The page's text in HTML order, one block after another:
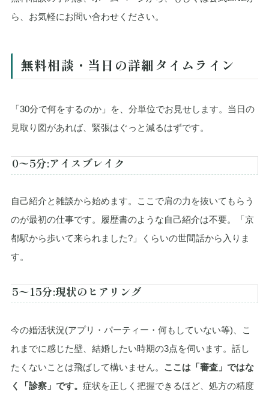
ら、お気軽にお問い合わせください。
無料相談・当日の詳細タイムライン
「30分で何をするのか」を、分単位でお見せします。当日の
見取り図があれば、緊張はぐっと減るはずです。
0〜5分:アイスブレイク
自己紹介と雑談から始めます。ここで肩の力を抜いてもらう
のが最初の仕事です。履歴書のような自己紹介は不要。「京
都駅から歩いて来られました?」くらいの世間話から入りま
す。
5〜15分:現状のヒアリング
今の婚活状況(アプリ・パーティー・何もしていない等)、こ
れまでに感じた壁、結婚したい時期の3点を伺います。話し
たくないことは飛ばして構いません。 ここは「審査」ではな
く「診察」です。 症状を正しく把握できるほど、処方の精度